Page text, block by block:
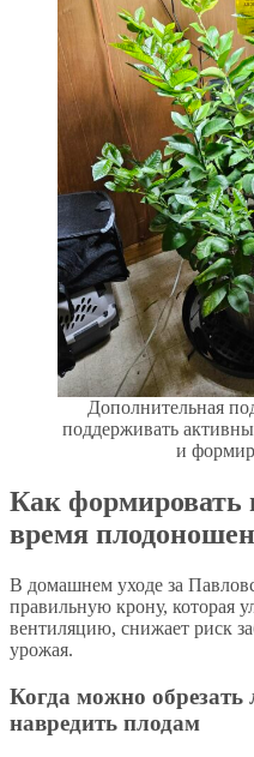
Дополнительная
поддерживать
и
Как формировать
время
В домашнем уходе за
правильную крону, которая
вентиляцию, снижает риск
урожая.
Когда можно
навредить плодам